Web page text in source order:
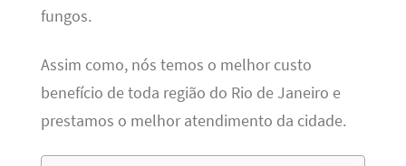
fungos.
Assim como, nós temos o melhor custo
benefício de toda região do Rio de Janeiro e
prestamos o melhor atendimento da cidade.